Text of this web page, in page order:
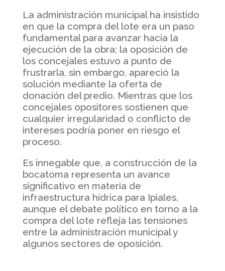
La administración municipal ha insistido
en que la compra del lote era un paso
fundamental para avanzar hacia la
ejecución de la obra; la oposición de
los concejales estuvo a punto de
frustrarla, sin embargo, apareció la
solución mediante la oferta de
donación del predio. Mientras que los
concejales opositores sostienen que
cualquier irregularidad o conflicto de
intereses podría poner en riesgo el
proceso.
Es innegable que, a construcción de la
bocatoma representa un avance
significativo en materia de
infraestructura hídrica para Ipiales,
aunque el debate político en torno a la
compra del lote refleja las tensiones
entre la administración municipal y
algunos sectores de oposición.